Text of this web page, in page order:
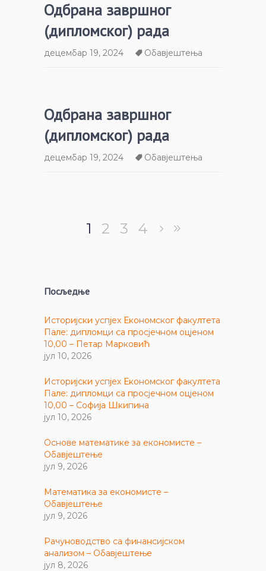
Одбрана завршног
(дипломског) рада
децембар 19, 2024 Обавјештења
Одбрана завршног
(дипломског) рада
децембар 19, 2024 Обавјештења
1 2 3 4
Посљедње
Историјски успјех Економског факултета
Пале: дипломци са просјечном оцјеном
10,00 – Петар Марковић
јул 10, 2026
Историјски успјех Економског факултета
Пале: дипломци са просјечном оцјеном
10,00 – Софија Шкипина
јул 10, 2026
Основе математике за економисте –
Обавјештење
јул 9, 2026
Математика за економисте –
Обавјештење
јул 9, 2026
Рачуноводство са финансијском
анализом – Обавјештење
јул 8, 2026